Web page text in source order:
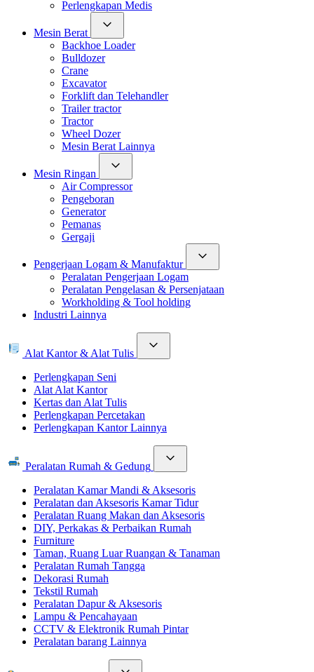
Perlengkapan Medis
Mesin Berat
Backhoe Loader
Bulldozer
Crane
Excavator
Forklift dan Telehandler
Trailer tractor
Tractor
Wheel Dozer
Mesin Berat Lainnya
Mesin Ringan
Air Compressor
Pengeboran
Generator
Pemanas
Gergaji
Pengerjaan Logam & Manufaktur
Peralatan Pengerjaan Logam
Peralatan Pengelasan & Persenjataan
Workholding & Tool holding
Industri Lainnya
Alat Kantor & Alat Tulis
Perlengkapan Seni
Alat Alat Kantor
Kertas dan Alat Tulis
Perlengkapan Percetakan
Perlengkapan Kantor Lainnya
Peralatan Rumah & Gedung
Peralatan Kamar Mandi & Aksesoris
Peralatan dan Aksesoris Kamar Tidur
Peralatan Ruang Makan dan Aksesoris
DIY, Perkakas & Perbaikan Rumah
Furniture
Taman, Ruang Luar Ruangan & Tanaman
Peralatan Rumah Tangga
Dekorasi Rumah
Tekstil Rumah
Peralatan Dapur & Aksesoris
Lampu & Pencahayaan
CCTV & Elektronik Rumah Pintar
Peralatan barang Lainnya